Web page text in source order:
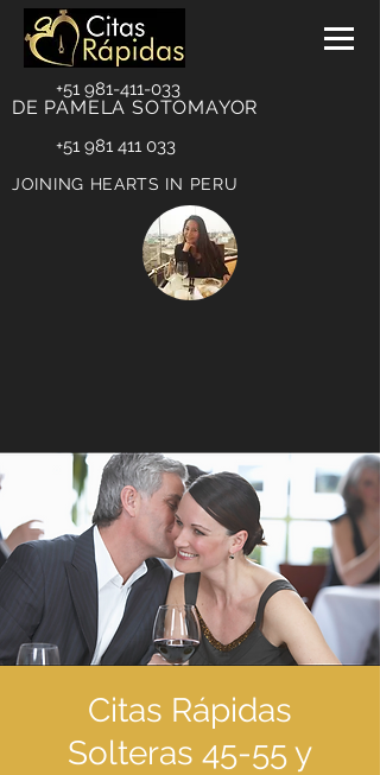
+51 981-411-033
DE PAMELA SOTOMAYOR
+51 981 411 033
JOINING HEARTS IN PERU
Citas Rápidas
Solteras 45-55 y